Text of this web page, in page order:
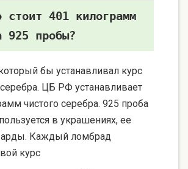
стоит 401 килограмм
925 пробы?
бы устанавливал курс
ЦБ РФ устанавливает
чистого серебра. 925 проба
в украшениях, ее
Каждый ломбрад
курс